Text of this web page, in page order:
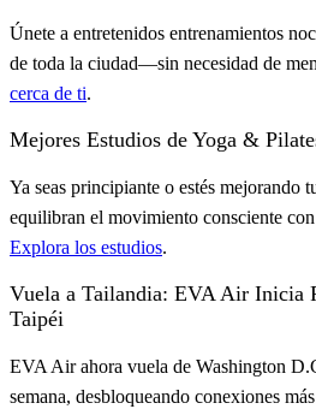
Únete a entretenidos entrenamientos
de toda la ciudad—sin necesidad de
cerca de ti.
Mejores Estudios de Yoga &
Ya seas principiante o estés mejorando
equilibran el movimiento consciente
Explora los estudios.
Vuela a Tailandia: EVA Air Inicia
Taipéi
EVA Air ahora vuela de Washington
semana, desbloqueando conexiones